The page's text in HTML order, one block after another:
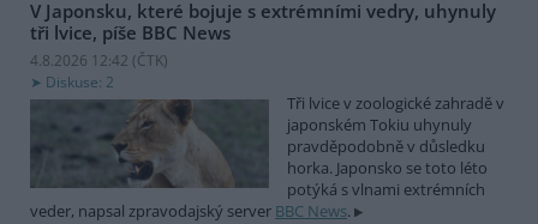
V Japonsku, které bojuje s extrémními vedry, uhynuly
tři lvice, píše BBC News
4.8.2026 12:42 (ČTK)
Diskuse: 2
Tři lvice v zoologické zahradě v
japonském Tokiu uhynuly
pravděpodobně v důsledku
horka. Japonsko se toto léto
potýká s vlnami extrémních
veder, napsal zpravodajský server BBC News.